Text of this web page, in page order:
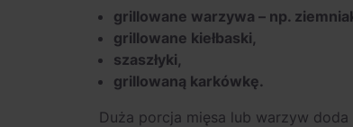
grillowane warzywa – np.
grillowane kiełbaski,
szaszłyki,
grillowaną karkówkę.
Duża porcja mięsa lub warzyw